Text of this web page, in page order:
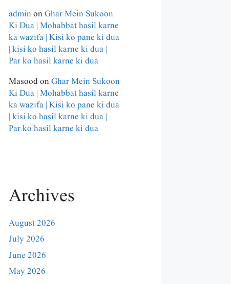
adminonGhar Mein Sukoon
Ki Dua | Mohabbat hasil karne
ka wazifa | Kisi ko pane ki dua
| kisi ko hasil karne ki dua |
Par ko hasil karne ki dua
MasoodonGhar Mein Sukoon
Ki Dua | Mohabbat hasil karne
ka wazifa | Kisi ko pane ki dua
| kisi ko hasil karne ki dua |
Par ko hasil karne ki dua
Archives
August 2026
July 2026
June 2026
May 2026